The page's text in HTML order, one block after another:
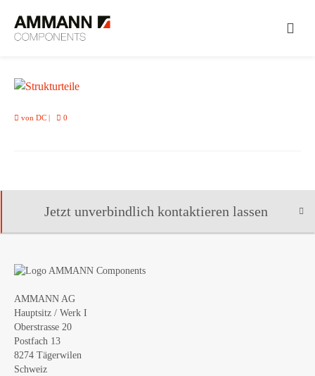
von DC 0
Jetzt unverbindlich kontaktieren lassen
AMMANN AG
Hauptsitz / Werk I
Oberstrasse 20
Postfach 13
8274 Tägerwilen
Schweiz